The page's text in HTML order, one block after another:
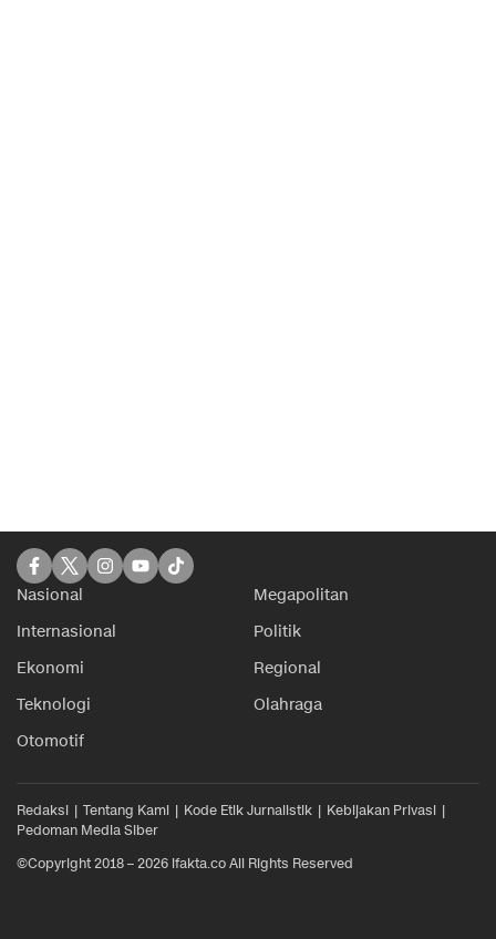
Nasional
Megapolitan
Internasional
Politik
Ekonomi
Regional
Teknologi
Olahraga
Otomotif
Redaksi Tentang Kami Kode Etik Jurnalistik
Kebijakan Privasi
Pedoman Media Siber
©Copyright 2018 – 2026 ifakta.co All Rights Reserved